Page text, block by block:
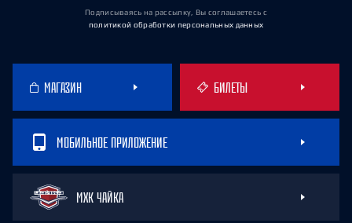
Подписываясь на рассылку, Вы соглашаетесь с
политикой обработки персональных данных
МАГАЗИН БИЛЕТЫ
МОБИЛЬНОЕ ПРИЛОЖЕНИЕ
МХК ЧАЙКА